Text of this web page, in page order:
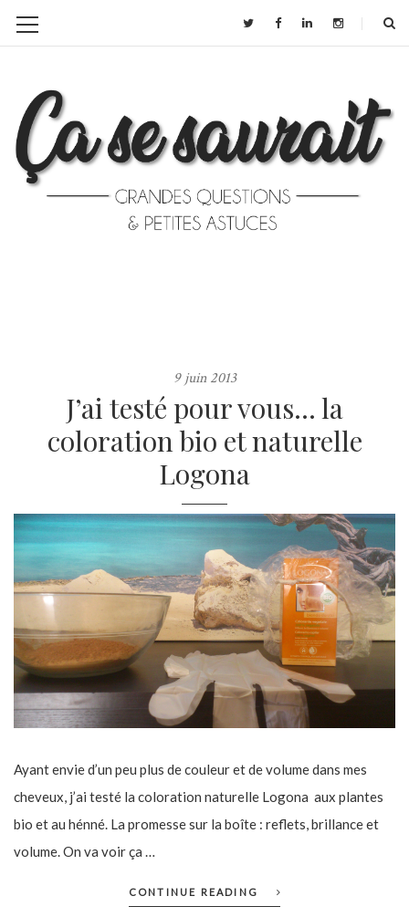
9 juin 2013
J’ai testé pour vous… la
coloration bio et naturelle
Logona
Ayant envie d’un peu plus de couleur et de volume dans mes
cheveux, j’ai testé la coloration naturelle Logona aux plantes
bio et au hénné. La promesse sur la boîte : reflets, brillance et
volume. On va voir ça …
CONTINUE READING